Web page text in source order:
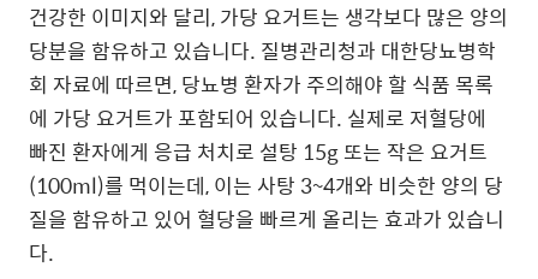
건강한 이미지와 달리, 가당 요거트는 생각보다 많은 양의
당분을 함유하고 있습니다. 질병관리청과 대한당뇨병학
회 자료에 따르면, 당뇨병 환자가 주의해야 할 식품 목록
에 가당 요거트가 포함되어 있습니다. 실제로 저혈당에
빠진 환자에게 응급 처치로 설탕 15g 또는 작은 요거트
(100ml)를 먹이는데, 이는 사탕 3~4개와 비슷한 양의 당
질을 함유하고 있어 혈당을 빠르게 올리는 효과가 있습니
다.